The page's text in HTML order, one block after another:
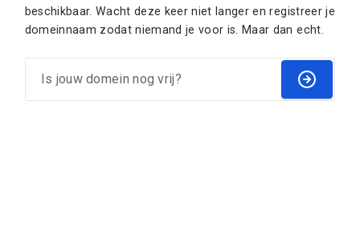
beschikbaar. Wacht deze keer niet langer en registreer je
domeinnaam zodat niemand je voor is. Maar dan echt.